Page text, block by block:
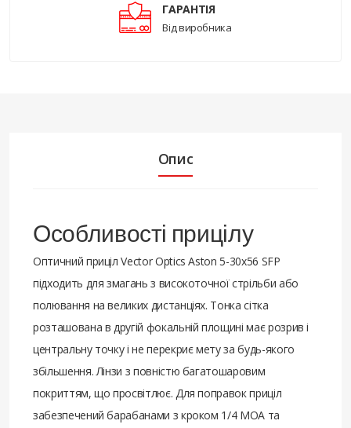
ГАРАНТІЯ
Від виробника
Опис
Особливості прицілу
Оптичний приціл Vector Optics Aston 5-30x56 SFP
підходить для змагань з високоточної стрільби або
полювання на великих дистанціях. Тонка сітка
розташована в другій фокальній площині має розрив і
центральну точку і не перекриє мету за будь-якого
збільшення. Лінзи з повністю багатошаровим
покриттям, що просвітлює. Для поправок приціл
забезпечений барабанами з кроком 1/4 МОА та